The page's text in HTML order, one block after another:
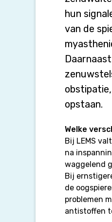
hun
van de
opstaan.
Welke
Bij LEMS
na
waggelend
Bij
de
problemen
antistoffen